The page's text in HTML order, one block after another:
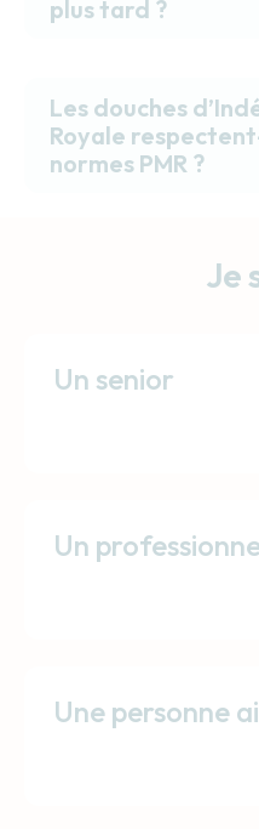
plus tard ?
Les douches
Royale
normes PMR ?
Je
Un senior
Un
Une personne